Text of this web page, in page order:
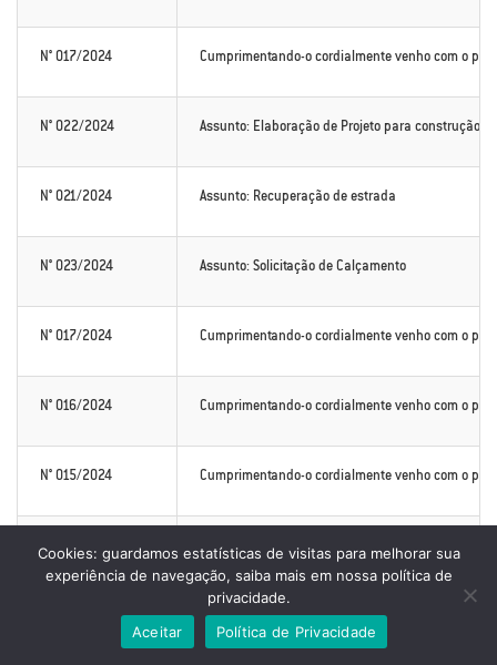
N° 017/2024 Cumprimentando-o cordialmente venho com o
N° 022/2024 Assunto: Elaboração de Projeto para construção
N° 021/2024 Assunto: Recuperação de estrada
N° 023/2024 Assunto: Solicitação de Calçamento
N° 017/2024 Cumprimentando-o cordialmente venho com o
N° 016/2024 Cumprimentando-o cordialmente venho com o
N° 015/2024 Cumprimentando-o cordialmente venho com o
N° 002/2024 Cumprimentando-o cordialmente, solicito de
Cumprimentando-o cordialmente, solicito de
Cookies: guardamos estatísticas de visitas para melhorar sua
experiência de navegação, saiba mais em nossa política de
privacidade.
Aceitar
Política de Privacidade